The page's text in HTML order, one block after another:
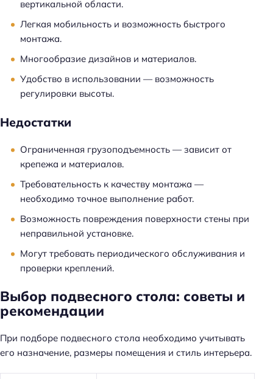
вертикальной области.
Легкая мобильность и возможность быстрого
монтажа.
Многообразие дизайнов и материалов.
Удобство в использовании — возможность
регулировки высоты.
Недостатки
Ограниченная грузоподъемность — зависит от
крепежа и материалов.
Требовательность к качеству монтажа —
необходимо точное выполнение работ.
Возможность повреждения поверхности стены при
неправильной установке.
Могут требовать периодического обслуживания и
проверки креплений.
Выбор подвесного стола: советы и
рекомендации
При подборе подвесного стола необходимо учитывать
его назначение, размеры помещения и стиль интерьера.